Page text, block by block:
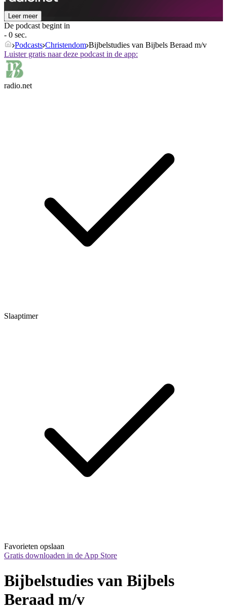
Leer meer
De podcast begint in
- 0 sec.
Podcasts Christendom Bijbelstudies van Bijbels Beraad m/v
Luister gratis naar deze podcast in de app:
radio.net
Slaaptimer
Favorieten opslaan
Gratis downloaden in de App Store
Bijbelstudies van Bijbels
Beraad m/v